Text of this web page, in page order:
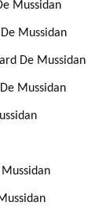
Mussidan
Mussidan
De Mussidan
Mussidan